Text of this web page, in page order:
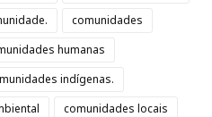
comunidades
humanas
indígenas.
comunidades locais